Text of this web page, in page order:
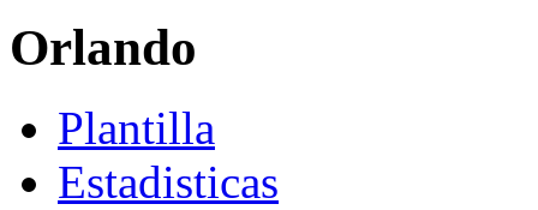
Orlando
Plantilla
Estadisticas